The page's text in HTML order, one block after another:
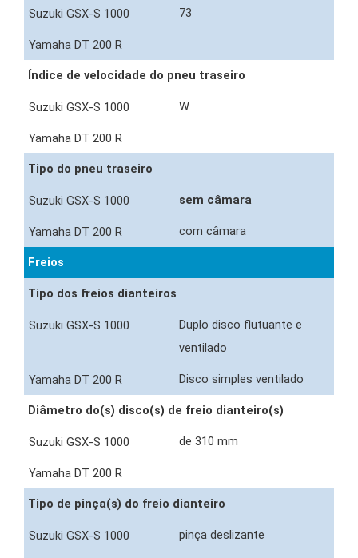
73
Índice de velocidade do pneu traseiro
W
Tipo do pneu traseiro
sem câmara
com câmara
Freios
Tipo dos freios dianteiros
Duplo disco flutuante e
ventilado
Disco simples ventilado
Diâmetro do(s) disco(s) de freio dianteiro(s)
de 310 mm
Tipo de pinça(s) do freio dianteiro
pinça deslizante